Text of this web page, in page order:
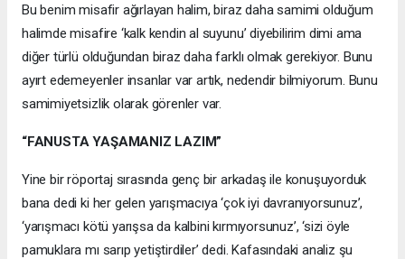
Bu benim misafir ağırlayan halim, biraz daha samimi olduğum
halimde misafire ‘kalk kendin al suyunu’ diyebilirim dimi ama
diğer türlü olduğundan biraz daha farklı olmak gerekiyor. Bunu
ayırt edemeyenler insanlar var artık, nedendir bilmiyorum. Bunu
samimiyetsizlik olarak görenler var.
“FANUSTA YAŞAMANIZ LAZIM”
Yine bir röportaj sırasında genç bir arkadaş ile konuşuyorduk
bana dedi ki her gelen yarışmacıya ‘çok iyi davranıyorsunuz’,
‘yarışmacı kötü yarışsa da kalbini kırmıyorsunuz’, ‘sizi öyle
pamuklara mı sarıp yetiştirdiler’ dedi. Kafasındaki analiz şu